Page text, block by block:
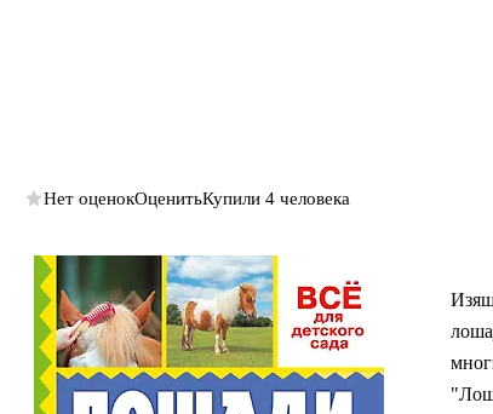
Нет оценокОценитьКупили 4 человека